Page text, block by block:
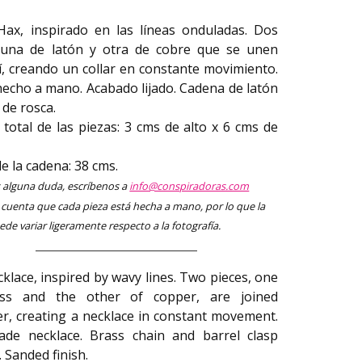
inspirado en las líneas onduladas. Dos
de latón y otra de cobre que se unen
creando un collar en constante movimiento.
a mano. Acabado lijado. Cadena de latón
rosca.
total de las piezas: 3 cms de alto x 6 cms de
la cadena: 38 cms.
duda, escríbenos ainfo@conspiradoras.com
que cada pieza está hecha a mano, por lo que la
variar ligeramente respecto a la fotografía.
inspired by wavy lines. Two pieces, one
and the other of copper, are joined
creating a necklace in constant movement.
necklace. Brass chain and barrel clasp
Sanded finish.